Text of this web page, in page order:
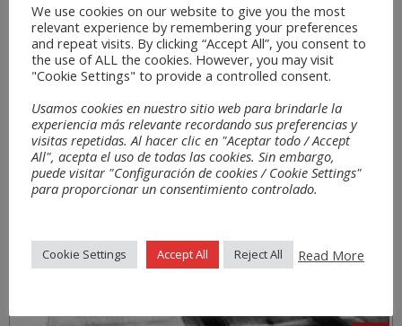
We use cookies on our website to give you the most
relevant experience by remembering your preferences
and repeat visits. By clicking “Accept All”, you consent to
the use of ALL the cookies. However, you may visit
"Cookie Settings" to provide a controlled consent.
Usamos cookies en nuestro sitio web para brindarle la
experiencia más relevante recordando sus preferencias y
visitas repetidas. Al hacer clic en "Aceptar todo / Accept
All", acepta el uso de todas las cookies. Sin embargo,
puede visitar "Configuración de cookies / Cookie Settings"
para proporcionar un consentimiento controlado.
Cookie Settings Accept All Reject All Read More